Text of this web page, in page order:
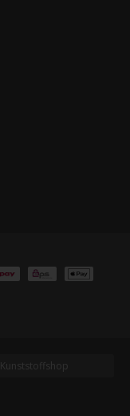
Kunststoffshop